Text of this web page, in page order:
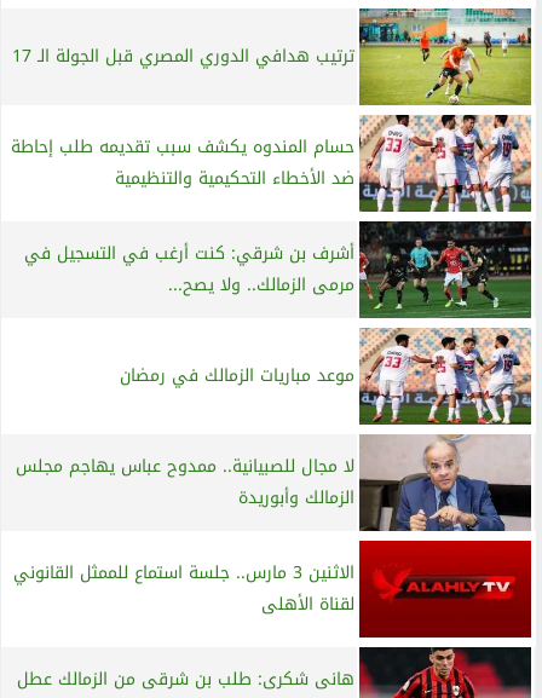
ترتيب هدافي الدوري المصري قبل الجولة الـ 17
حسام المندوه يكشف سبب تقديمه طلب إحاطة
ضد الأخطاء التحكيمية والتنظيمية
أشرف بن شرقي: كنت أرغب في التسجيل في
مرمى الزمالك.. ولا يصح...
موعد مباريات الزمالك في رمضان
لا مجال للصبيانية.. ممدوح عباس يهاجم مجلس
الزمالك وأبوريدة
الاثنين 3 مارس.. جلسة استماع للممثل القانوني
لقناة الأهلى
هانى شكرى: طلب بن شرقى من الزمالك عطل